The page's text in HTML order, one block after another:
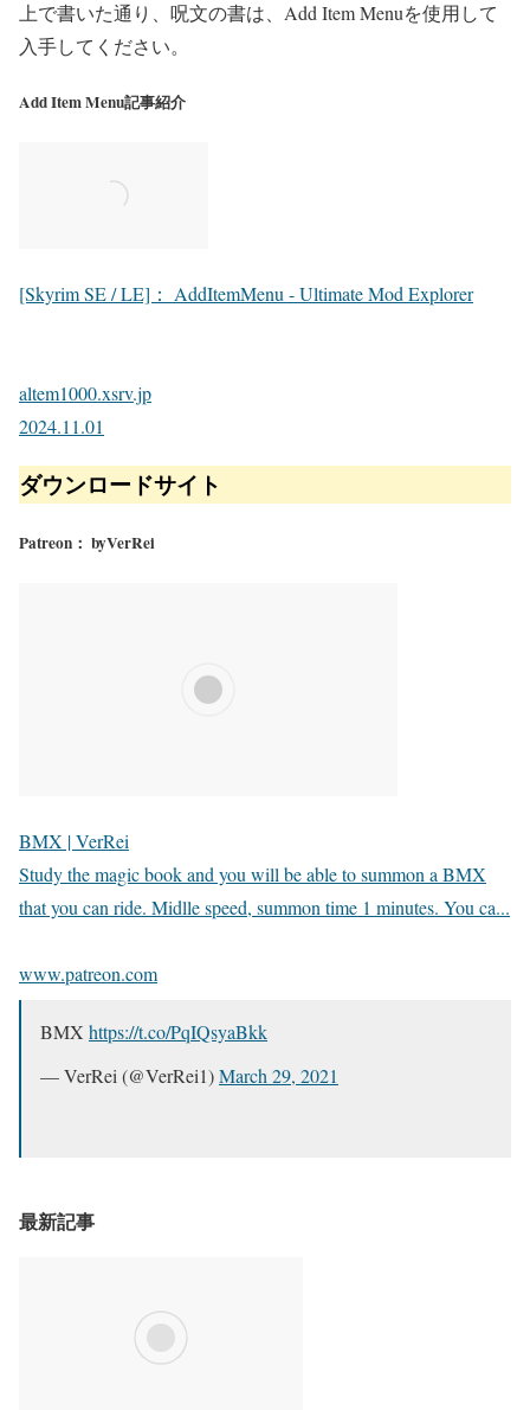
上で書いた通り、呪文の書は、Add Item Menuを使用して
入手してください。
Add Item Menu記事紹介
[Skyrim SE / LE]： AddItemMenu - Ultimate Mod Explorer
altem1000.xsrv.jp
2024.11.01
ダウンロードサイト
Patreon： byVerRei
BMX | VerRei
Study the magic book and you will be able to summon a BMX
that you can ride. Midlle speed, summon time 1 minutes. You ca...
www.patreon.com
BMX https://t.co/PqIQsyaBkk
— VerRei (@VerRei1)March 29, 2021
最新記事